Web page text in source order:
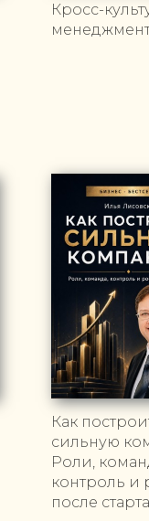
Кросс-
Как
сильную
Роли,
контроль и
после старта